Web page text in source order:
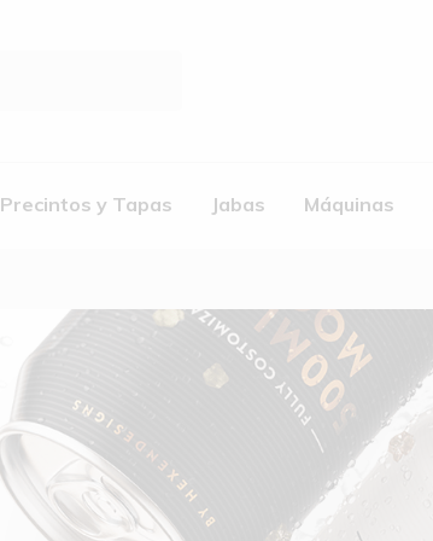
Precintos y Tapas Jabas Máquinas